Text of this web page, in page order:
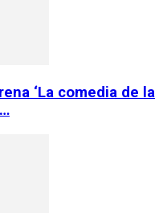
‘La comedia de la